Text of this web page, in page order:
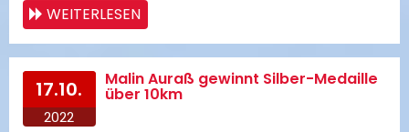
WEITERLESEN
17.10.
2022
Malin Auraß gewinnt Silber-Medaille
über 10km